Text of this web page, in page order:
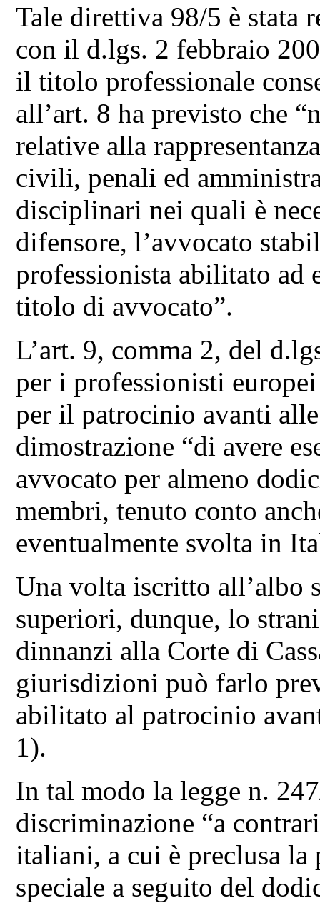
Tale direttiva 98/5 è stata
con il d.lgs. 2 febbraio
il titolo professionale
all’art. 8 ha previsto che
relative alla
civili, penali ed
disciplinari nei quali è
difensore, l’avvocato
professionista abilitato ad
titolo di avvocato”.
L’art. 9, comma 2, del
per i professionisti
per il patrocinio avanti
dimostrazione “di avere
avvocato per almeno
membri, tenuto conto
eventualmente svolta in
Una volta iscritto all’albo
superiori, dunque, lo
dinnanzi alla Corte di
giurisdizioni può farlo
abilitato al patrocinio
1).
In tal modo la legge n.
discriminazione “a
italiani, a cui è preclusa
speciale a seguito del